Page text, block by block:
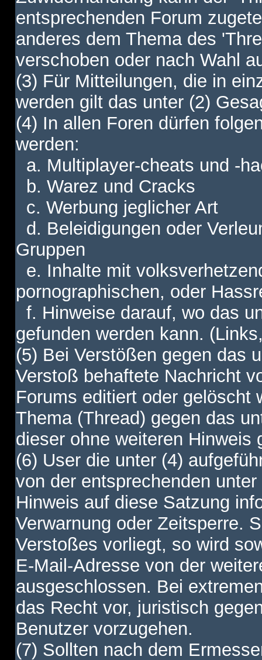
entsprechenden Forum
anderes dem Thema des
verschoben oder nach Wahl
(3) Für Mitteilungen, die in
werden gilt das unter (2)
(4) In allen Foren dürfen
werden:
a. Multiplayer-cheats und -
b. Warez und Cracks
c. Werbung jeglicher Art
d. Beleidigungen oder
Gruppen
e. Inhalte mit
pornographischen, oder
f. Hinweise darauf, wo das
gefunden werden kann.
(5) Bei Verstößen gegen das
Verstoß behaftete Nachricht
Forums editiert oder gelöscht
Thema (Thread) gegen das
dieser ohne weiteren Hinweis
(6) User die unter (4)
von der entsprechenden
Hinweis auf diese Satzung
Verwarnung oder Zeitsperre.
Verstoßes vorliegt, so wird
E-Mail-Adresse von der
ausgeschlossen. Bei
das Recht vor, juristisch
Benutzer vorzugehen.
(7) Sollten nach dem